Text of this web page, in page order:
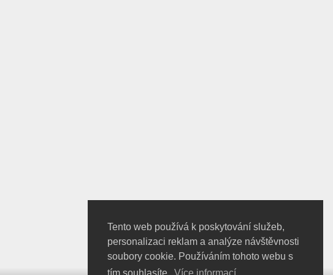
Tento web používá k poskytování služeb,
personalizaci reklam a analýze návštěvnosti
soubory cookie. Používáním tohoto webu s